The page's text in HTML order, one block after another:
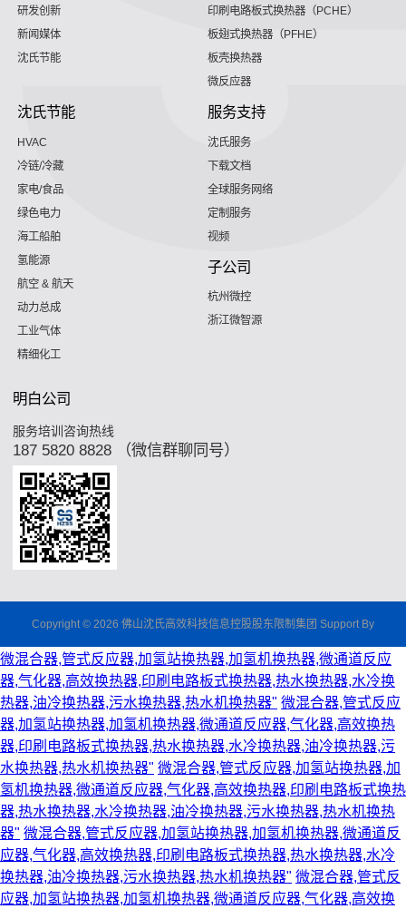
研发创新
新闻媒体
沈氏节能
印刷电路板式换热器（PCHE）
板翅式换热器（PFHE）
板壳换热器
微反应器
沈氏节能
HVAC
冷链/冷藏
家电/食品
绿色电力
海工船舶
氢能源
航空 & 航天
动力总成
工业气体
精细化工
服务支持
沈氏服务
下载文档
全球服务网络
定制服务
视频
子公司
杭州微控
浙江微智源
明白公司
服务培训咨询热线
187 5820 8828 （微信群聊同号）
Copyright © 2026 佛山沈氏高效科技信息控股股东限制集团 Support By
微混合器,管式反应器,加氢站换热器,加氢机换热器,微通道反应
器,气化器,高效换热器,印刷电路板式换热器,热水换热器,水冷换
热器,油冷换热器,污水换热器,热水机换热器" 微混合器,管式反应
器,加氢站换热器,加氢机换热器,微通道反应器,气化器,高效换热
器,印刷电路板式换热器,热水换热器,水冷换热器,油冷换热器,污
水换热器,热水机换热器" 微混合器,管式反应器,加氢站换热器,加
氢机换热器,微通道反应器,气化器,高效换热器,印刷电路板式换热
器,热水换热器,水冷换热器,油冷换热器,污水换热器,热水机换热
器" 微混合器,管式反应器,加氢站换热器,加氢机换热器,微通道反
应器,气化器,高效换热器,印刷电路板式换热器,热水换热器,水冷
换热器,油冷换热器,污水换热器,热水机换热器" 微混合器,管式反
应器,加氢站换热器,加氢机换热器,微通道反应器,气化器,高效换